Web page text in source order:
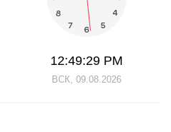
12:49:29 PM
ВСК, 09.08.2026